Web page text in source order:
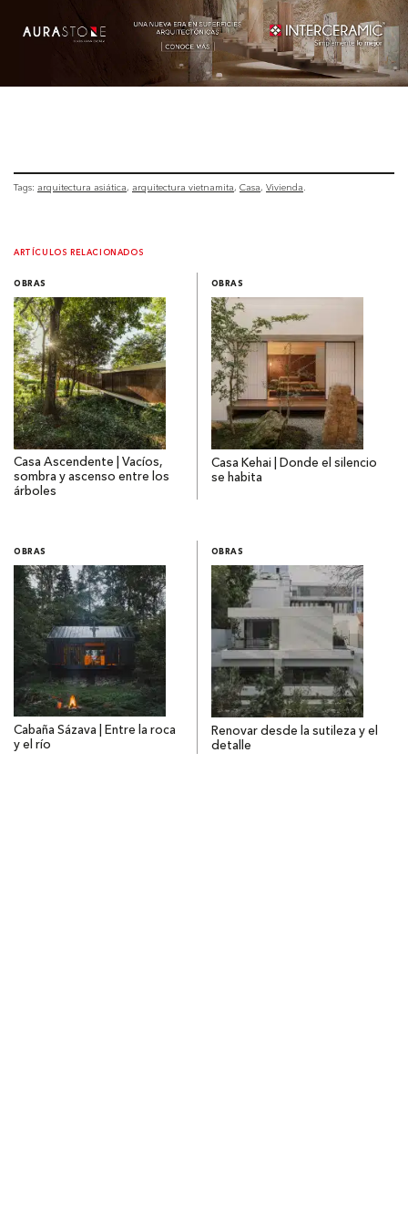
Tags: arquitectura asiática arquitectura vietnamita Casa Vivienda
ARTÍCULOS RELACIONADOS
OBRAS
Casa Ascendente | Vacíos,
sombra y ascenso entre los
árboles
OBRAS
Casa Kehai | Donde el silencio
se habita
OBRAS
Cabaña Sázava | Entre la roca
y el río
OBRAS
Renovar desde la sutileza y el
detalle